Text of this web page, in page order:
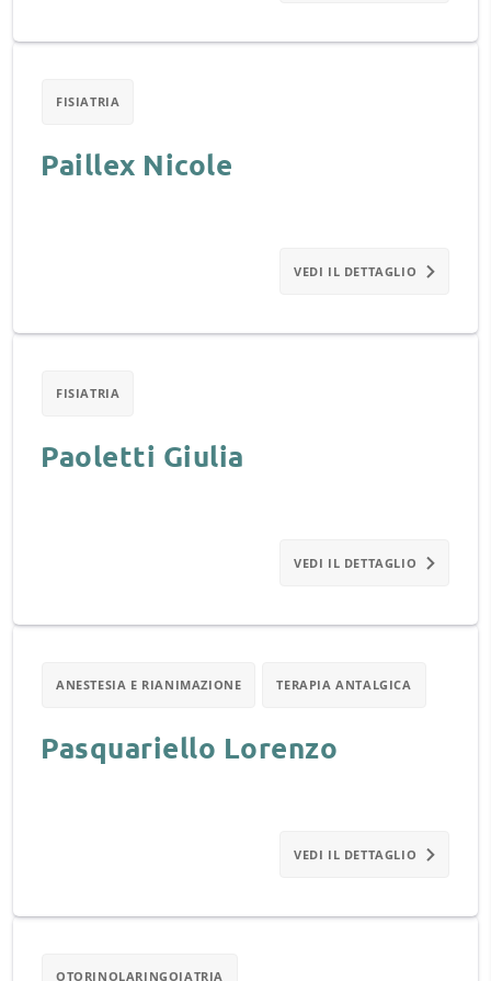
FISIATRIA
Paillex Nicole
VEDI IL DETTAGLIO
FISIATRIA
Paoletti Giulia
VEDI IL DETTAGLIO
ANESTESIA E RIANIMAZIONE TERAPIA ANTALGICA
Pasquariello Lorenzo
VEDI IL DETTAGLIO
OTORINOLARINGOIATRIA